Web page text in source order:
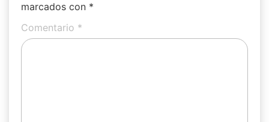
marcados con *
Comentario *